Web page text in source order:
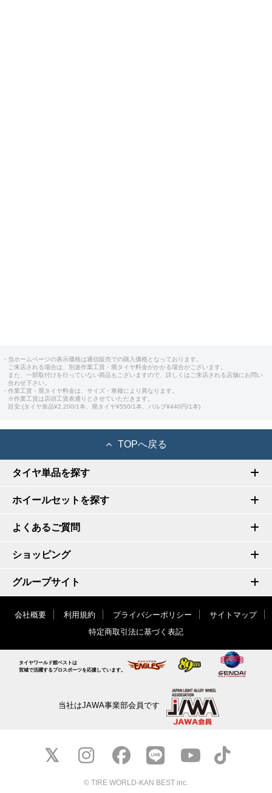
・当ホームページの表示価格は通信販売での購入価格となっております。
ご来店される場合は、別途作業工賃・廃タイヤ料金がかかる場合がございます。
また、一部取付けを行っていない商品もございますので、詳しくはご来店される店舗にお問い
合わせ下さい。
・作業工賃・廃タイヤ料金は、サイズ・車種により異なります。
※作業工賃は店頭工賃表通りとさせていただきます。
目安:(タイヤ単品¥2,200/1本、廃タイヤ¥550/1本、バルブ¥440円/1本)
TOPへ戻る
タイヤ単品を探す
ホイールセットを探す
よくあるご質問
ショッピング
グループサイト
会社概要 利用規約 プライバシーポリシー
サイトマップ
特定商取引法に基づく表記
タイヤワールド館ベストは
宮城で活躍するプロスポーツを応援しています。
当社はJAWA事業部会員です
© TIRE WORLD-KAN BEST inc.